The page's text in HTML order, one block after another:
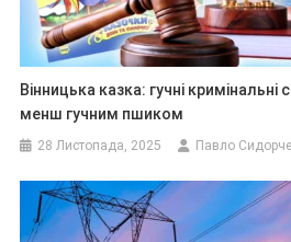
Вінницька казка: гучні кримінальні
менш гучним пшиком
28 Листопада, 2025 Павло